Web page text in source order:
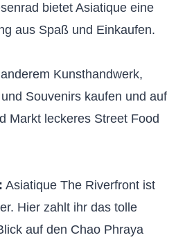
bietet Asiatique eine
aus Spaß und Einkaufen.
Kunsthandwerk,
Souvenirs kaufen und auf
Markt leckeres Street Food
Asiatique The Riverfront ist
Hier zahlt ihr das tolle
auf den Chao Phraya